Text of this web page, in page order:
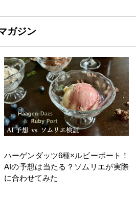
ガジン
ハーゲンダッツ6種×ルビーポート！
AIの予想は当たる？ソムリエが実際
に合わせてみた